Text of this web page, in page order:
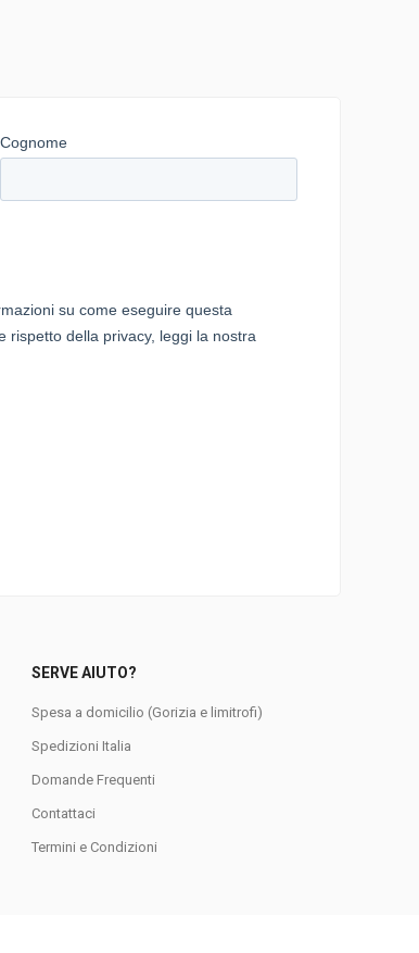
SERVE AIUTO?
Spesa a domicilio (Gorizia e limitrofi)
Spedizioni Italia
Domande Frequenti
Contattaci
Termini e Condizioni